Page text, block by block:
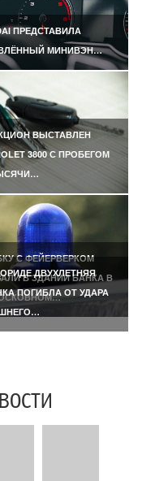
ПРЕДСТАВИЛА
МИНИВЭН…
ВЫСТАВЛЕН
3800 С ПРОБЕГОМ
С ФЕЙЕРВЕРКОМ
В ЗДАНИИ БАНКА В
ДВУХЛЕТНЯЯ
ПОГИБЛА ОТ УДАРА